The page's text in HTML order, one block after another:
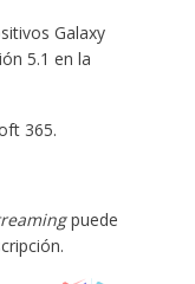
Galaxy
5.1 en la
365.
puede